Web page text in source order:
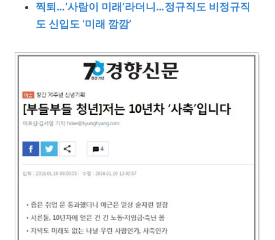
찍퇴…‘사람이 미래’라더니…정규직도 비정규직
도 신입도 ‘미래 깜깜’